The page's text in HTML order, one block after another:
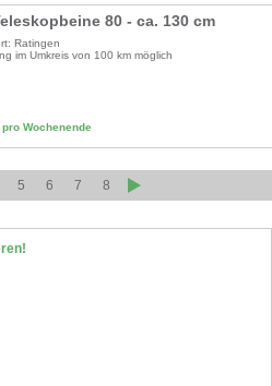
80 - ca. 130 cm
Ratingen
im Umkreis von 100 km möglich
pro Wochenende
5 6 7 8